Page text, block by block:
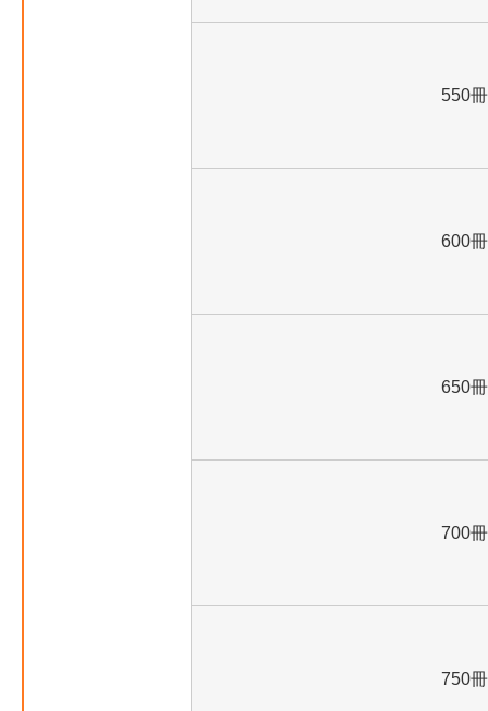
550冊
600冊
650冊
700冊
750冊